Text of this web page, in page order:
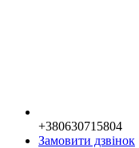
+380630715804
Замовити дзвінок